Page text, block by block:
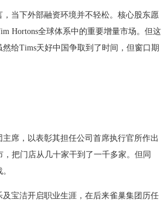
当下外部融资环境并不轻松。核心股东愿
Hortons全球体系中的重要增量市场。但这
给Tims天好中国争取到了时间，但窗口期
席，以表彰其担任公司首席执行官所作出
把门店从几十家干到了一千多家。但同
宝洁开启职业生涯，在后来雀巢集团历任